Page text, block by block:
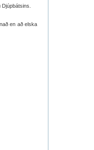
en að elska